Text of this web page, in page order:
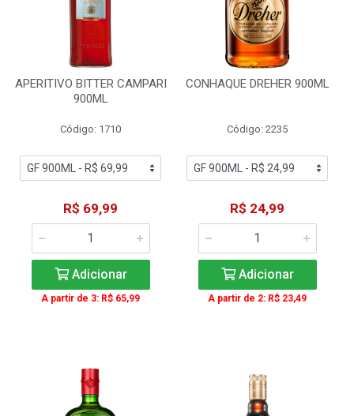
APERITIVO BITTER CAMPARI
900ML
Código: 1710
R$ 69,99
Adicionar
A partir de 3: R$ 65,99
CONHAQUE DREHER 900ML
Código: 2235
R$ 24,99
Adicionar
A partir de 2: R$ 23,49